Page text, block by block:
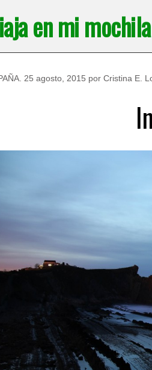
en mi mochila
25 agosto, 2015 por Cristina E.